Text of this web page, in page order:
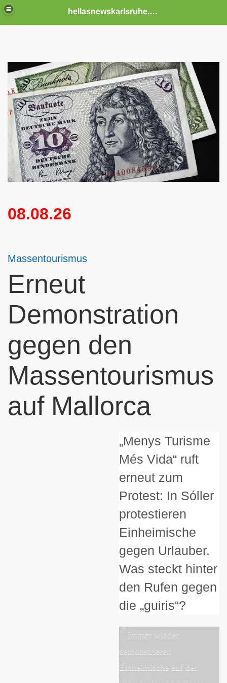
hellasnewskarlsruhe.de
08.08.26
Massentourismus
Erneut
Demonstration
gegen den
Massentourismus
auf Mallorca
„Menys Turisme
Més Vida“ ruft
erneut zum
Protest: In Sóller
protestieren
Einheimische
gegen Urlauber.
Was steckt hinter
den Rufen gegen
die „guiris“?